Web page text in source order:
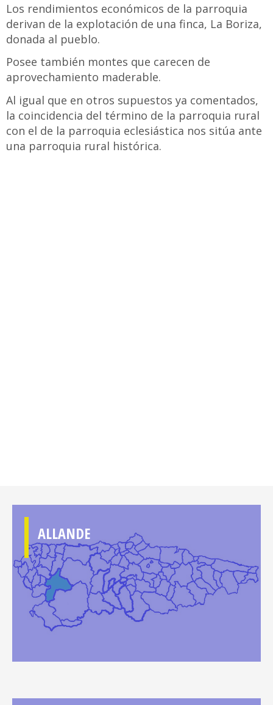
Los rendimientos económicos de la parroquia
derivan de la explotación de una finca, La Boriza,
donada al pueblo.
Posee también montes que carecen de
aprovechamiento maderable.
Al igual que en otros supuestos ya comentados,
la coincidencia del término de la parroquia rural
con el de la parroquia eclesiástica nos sitúa ante
una parroquia rural histórica.
ALLANDE